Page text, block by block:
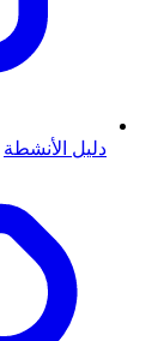
دليل الأنشطة